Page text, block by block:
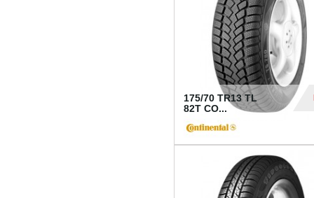
175/70 TR13 TL
82T CO...